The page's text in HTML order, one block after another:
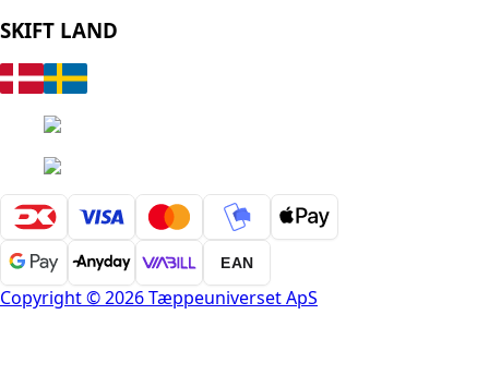
SKIFT LAND
EAN
Copyright © 2026 Tæppeuniverset ApS